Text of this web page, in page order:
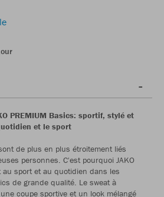
PREMIUM Basics: sportif, stylé et
et le sport
de plus en plus étroitement liés
personnes. C'est pourquoi JAKO
au sport et au quotidien dans les
de grande qualité. Le sweat à
coupe sportive et un look mélangé